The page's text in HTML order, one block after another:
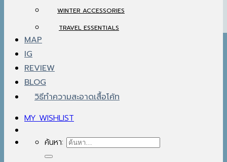
WINTER ACCESSORIES
TRAVEL ESSENTIALS
MAP
IG
REVIEW
BLOG
วิธีทำความสะอาดเสื้อโค้ท
MY WISHLIST
ค้นหา: